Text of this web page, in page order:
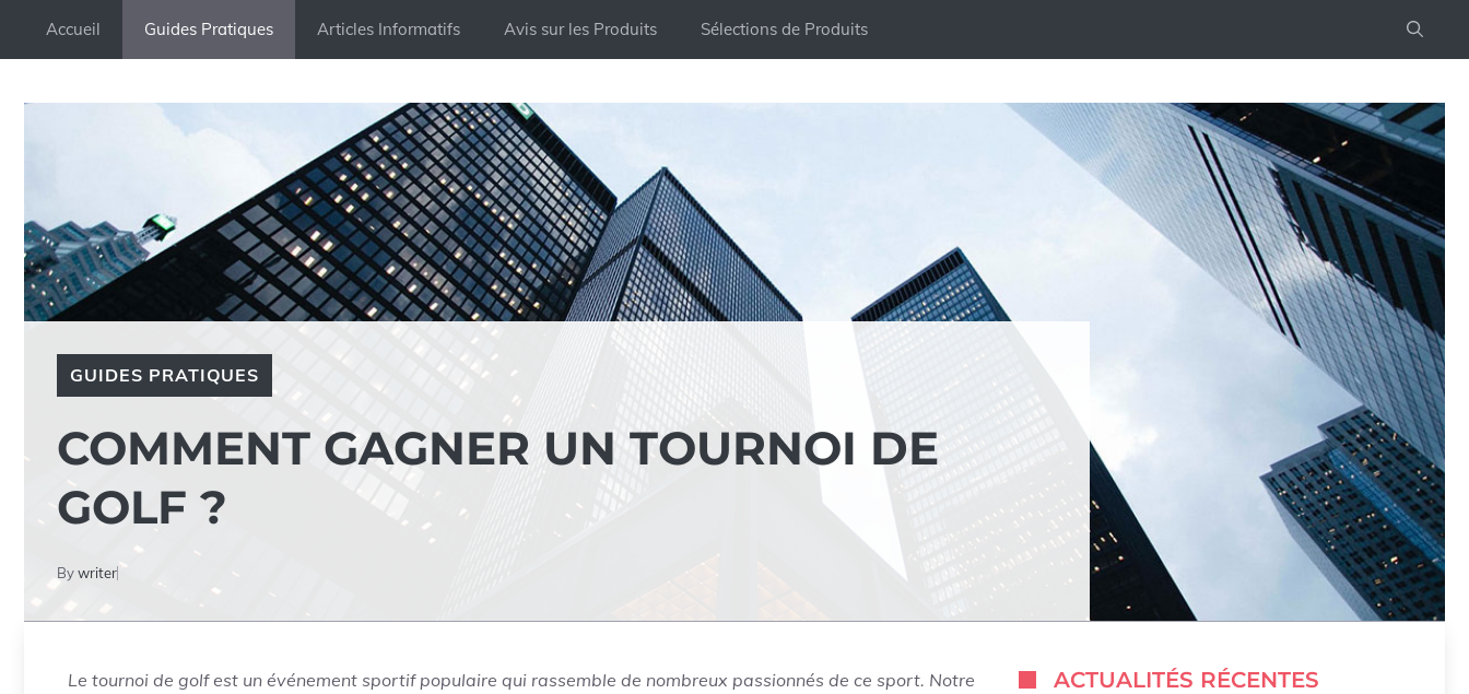
Accueil Guides Pratiques Articles Informatifs Avis sur les Produits Sélections de Produits
GUIDES PRATIQUES
COMMENT GAGNER UN TOURNOI DE
GOLF ?
Bywriter
Le tournoi de golf est un événement sportif populaire qui rassemble de nombreux passionnés de ce sport. Notre
ACTUALITÉS RÉCENTES